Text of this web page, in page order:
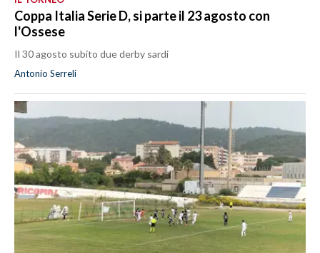
Coppa Italia Serie D, si parte il 23 agosto con
l'Ossese
Il 30 agosto subito due derby sardi
Antonio Serreli